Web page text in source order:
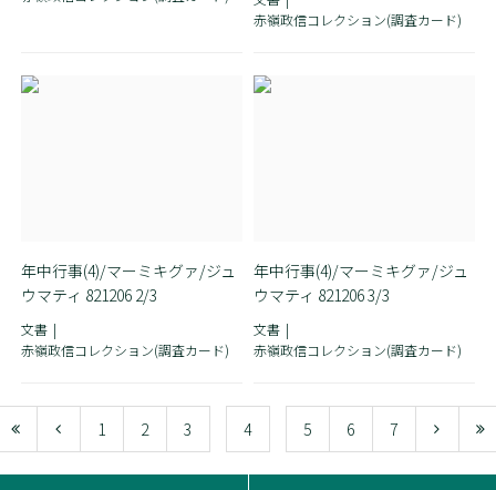
赤嶺政信コレクション(調査カード)
年中行事(4)/マーミキグァ/ジュ
ウマティ 821206 2/3
文書
赤嶺政信コレクション(調査カード)
年中行事(4)/マーミキグァ/ジュ
ウマティ 821206 3/3
文書
赤嶺政信コレクション(調査カード)
1 2 3 4 5 6 7